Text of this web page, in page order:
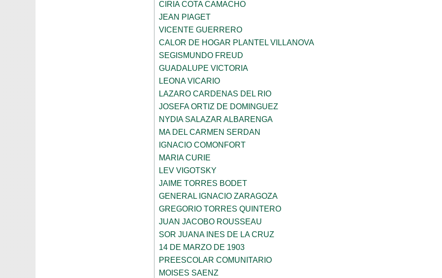
CIRIA COTA CAMACHO
JEAN PIAGET
VICENTE GUERRERO
CALOR DE HOGAR PLANTEL VILLANOVA
SEGISMUNDO FREUD
GUADALUPE VICTORIA
LEONA VICARIO
LAZARO CARDENAS DEL RIO
JOSEFA ORTIZ DE DOMINGUEZ
NYDIA SALAZAR ALBARENGA
MA DEL CARMEN SERDAN
IGNACIO COMONFORT
MARIA CURIE
LEV VIGOTSKY
JAIME TORRES BODET
GENERAL IGNACIO ZARAGOZA
GREGORIO TORRES QUINTERO
JUAN JACOBO ROUSSEAU
SOR JUANA INES DE LA CRUZ
14 DE MARZO DE 1903
PREESCOLAR COMUNITARIO
MOISES SAENZ